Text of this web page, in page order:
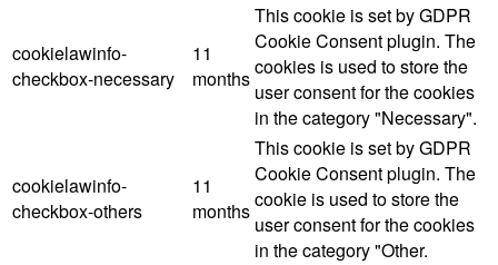
cookielawinfo-
checkbox-necessary
11
months
This cookie is set by GDPR
Cookie Consent plugin. The
cookies is used to store the
user consent for the cookies
in the category "Necessary".
cookielawinfo-
checkbox-others
11
months
This cookie is set by GDPR
Cookie Consent plugin. The
cookie is used to store the
user consent for the cookies
in the category "Other.